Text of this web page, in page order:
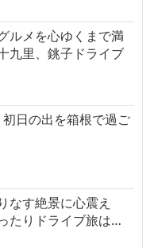
ルメを心ゆくまで満
九里、銚子ドライブ
初日の出を箱根で過ご
なす絶景に心震え
たりドライブ旅は…